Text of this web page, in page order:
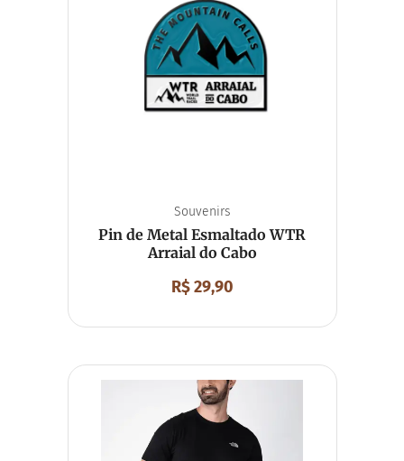
Souvenirs
Pin de Metal Esmaltado WTR
Arraial do Cabo
R$29,90